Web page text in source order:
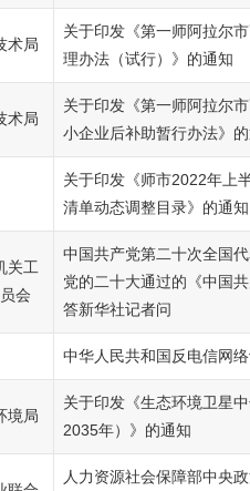
术局
关于印发《第一师阿拉尔
理办法（试行）》的通知
术局
关于印发《第一师阿拉尔
小企业后补助暂行办法》
关于印发《师市2022年上
清单动态调整目录》的通知
关工
会
中国共产党第二十次全国
党的二十大通过的《中国
答新华社记者问
中华人民共和国反电信网
境局
关于印发《生态环境卫星
2035年）》的通知
人力资源社会保障部中央